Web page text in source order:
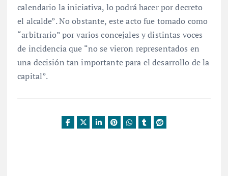
calendario la iniciativa, lo podrá hacer por decreto
el alcalde”. No obstante, este acto fue tomado como
“arbitrario” por varios concejales y distintas voces
de incidencia que “no se vieron representados en
una decisión tan importante para el desarrollo de la
capital”.